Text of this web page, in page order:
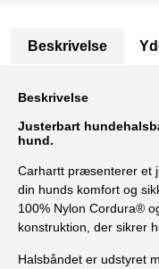
Beskrivelse
Beskrivelse
Justerbart
hund.
Carhartt præsenterer et
din hunds komfort og
100% Nylon Cordura®
konstruktion, der sikrer
Halsbåndet er udstyret